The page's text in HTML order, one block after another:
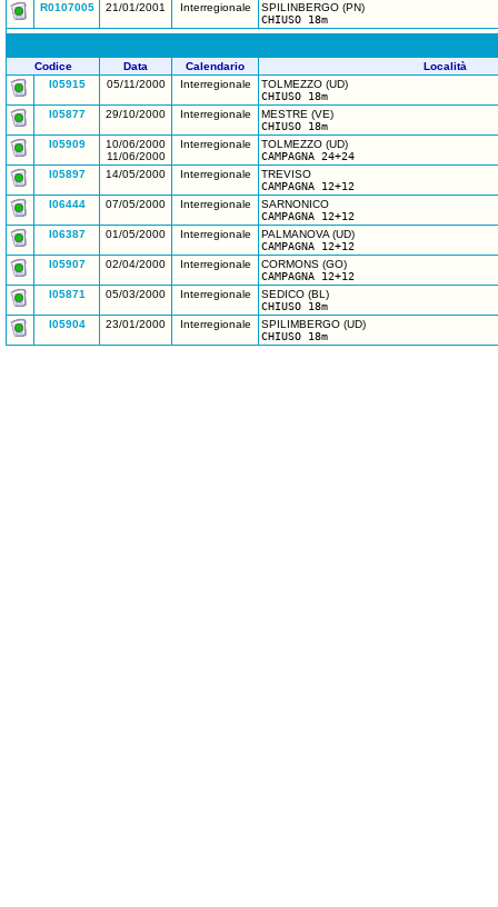
R0107005
21/01/2001 Interregionale
SPILINBERGO (PN)
CHIUSO 18m
Codice Data Calendario
Località
I05915
05/11/2000 Interregionale
TOLMEZZO (UD)
CHIUSO 18m
I05877
29/10/2000 Interregionale
MESTRE (VE)
CHIUSO 18m
I05909
10/06/2000
11/06/2000
Interregionale
TOLMEZZO (UD)
CAMPAGNA 24+24
I05897
14/05/2000 Interregionale
TREVISO
CAMPAGNA 12+12
I06444
07/05/2000 Interregionale
SARNONICO
CAMPAGNA 12+12
I06387
01/05/2000 Interregionale
PALMANOVA (UD)
CAMPAGNA 12+12
I05907
02/04/2000 Interregionale
CORMONS (GO)
CAMPAGNA 12+12
I05871
05/03/2000 Interregionale
SEDICO (BL)
CHIUSO 18m
I05904
23/01/2000 Interregionale
SPILIMBERGO (UD)
CHIUSO 18m